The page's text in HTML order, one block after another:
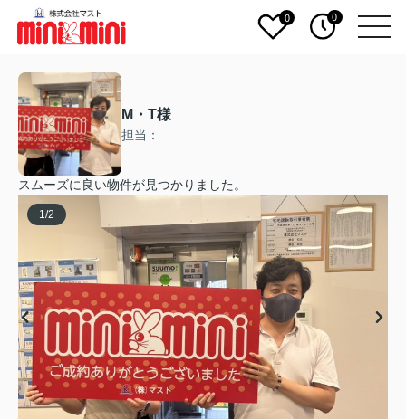
0 0
M・T様
担当：
スムーズに良い物件が見つかりました。
1 /2